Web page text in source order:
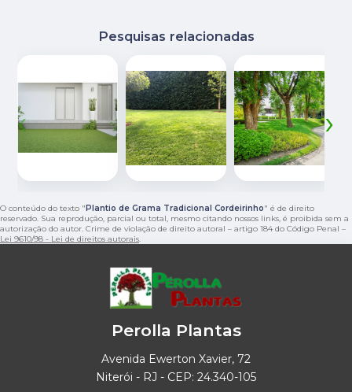
Pesquisas relacionadas
‹ ›
O conteúdo do texto "Plantio de Grama Tradicional Cordeirinho" é de direito
reservado. Sua reprodução, parcial ou total, mesmo citando nossos links, é proibida sem a
autorização do autor. Crime de violação de direito autoral – artigo 184 do Código Penal –
Lei 9610/98 - Lei de direitos autorais.
Perolla Plantas
Avenida Ewerton Xavier, 72
Niterói - RJ - CEP: 24.340-105